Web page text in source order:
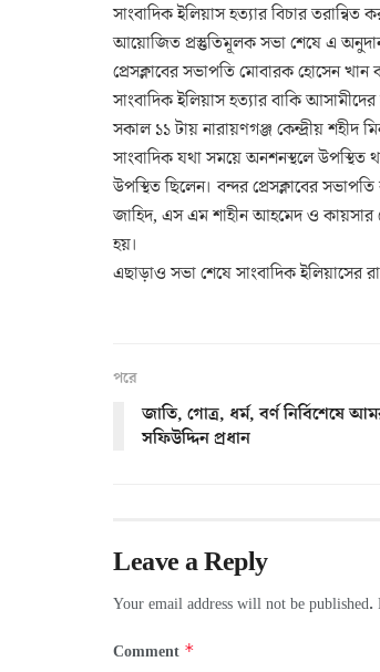
সাংবাদিক ইলিয়াস হত্যার বিচার
আয়োজিত প্রস্তুতিমূলক সভা শেষে এ অনুদান
প্রেসক্লাবের সভাপতি মোবারক হোসেন খান
সাংবাদিক ইলিয়াস হত্যার বাকি
সকাল ১১ টায় নারায়ণগঞ্জ কেন্দ্রীয়
সাংবাদিক যথা সময়ে অনশনস্থলে উপস্থিত
উপস্থিত ছিলেন। বন্দর প্রেসক্লাবের
জাহিদ, এস এম শাহীন আহমেদ ও
হয়।
এছাড়াও সভা শেষে সাংবাদিক ইলিয়াসের
পরে
জাতি, গোত্র, ধর্ম, বর্ণ নির্বিশেষে
সফিউদ্দিন প্রধান
Leave a Reply
Your email address will not be published.
Comment *